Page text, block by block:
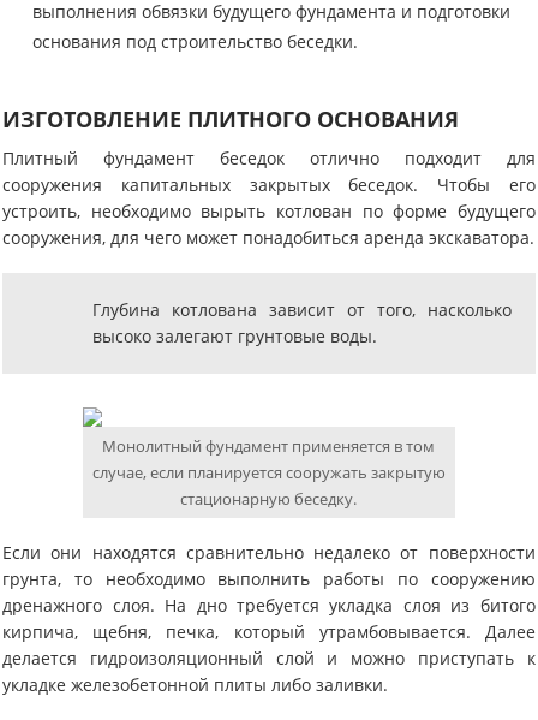
выполнения обвязки будущего фундамента и подготовки
основания под строительство беседки.
ИЗГОТОВЛЕНИЕ ПЛИТНОГО ОСНОВАНИЯ
Плитный фундамент беседок отлично подходит для
сооружения капитальных закрытых беседок. Чтобы его
устроить, необходимо вырыть котлован по форме будущего
сооружения, для чего может понадобиться аренда экскаватора.
Глубина котлована зависит от того, насколько
высоко залегают грунтовые воды.
Монолитный фундамент применяется в том
случае, если планируется сооружать закрытую
стационарную беседку.
Если они находятся сравнительно недалеко от поверхности
грунта, то необходимо выполнить работы по сооружению
дренажного слоя. На дно требуется укладка слоя из битого
кирпича, щебня, печка, который утрамбовывается. Далее
делается гидроизоляционный слой и можно приступать к
укладке железобетонной плиты либо заливки.